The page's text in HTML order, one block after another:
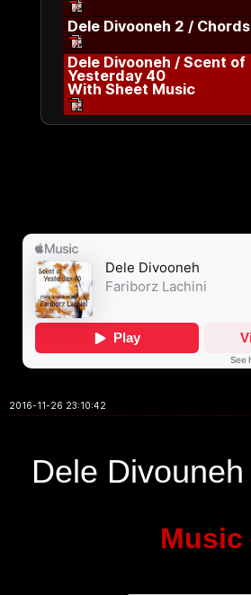
Dele Divooneh 2 / Chords
Dele Divooneh / Scent of
Yesterday 40
With Sheet Music
2016-11-26 23:10:42
Dele Divouneh
Music